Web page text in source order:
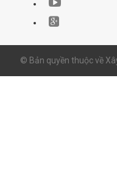
© Bản quyền thuộc về